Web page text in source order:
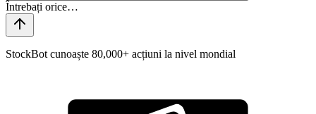
StockBot cunoaște 80,000+ acțiuni la nivel mondial